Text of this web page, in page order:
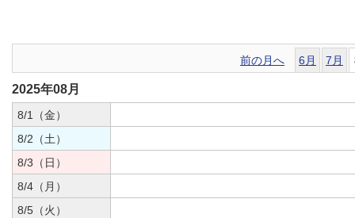
前の月へ 6月 7月
2025年08月
8/1（金）
8/2（土）
8/3（日）
8/4（月）
8/5（火）